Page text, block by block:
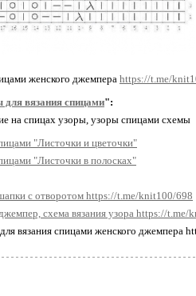
женского джемпера https://t.me/
для вязания спицами":
на спицах узоры, узоры спицами схемы
"Листочки и цветочки"
"Листочки в полосках"
с отворотом https://t.me/knit100/698
схема вязания узора https://t.me/
вязания спицами женского джемпера